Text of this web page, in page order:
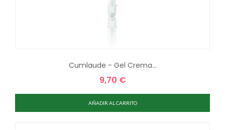
Cumlaude - Gel Crema...
Precio
9,70 €
AÑADIR AL CARRITO